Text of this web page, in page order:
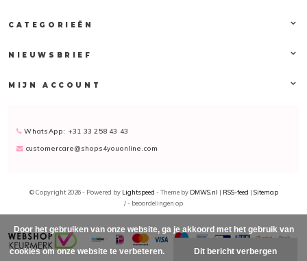
CATEGORIEËN
NIEUWSBRIEF
MIJN ACCOUNT
WhatsApp: +31 33 258 43 43
customercare@shops4youonline.com
© Copyright 2026 - Powered by Lightspeed - Theme by DMWS.nl RSS-feed
Sitemap
/- beoordelingen op
Door het gebruiken van onze website, ga je akkoord met het gebruik van
cookies om onze website te verbeteren. Dit bericht verbergen